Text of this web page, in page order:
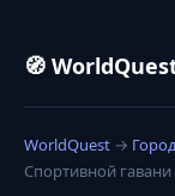
🧭
WorldQuest →
Спортивной